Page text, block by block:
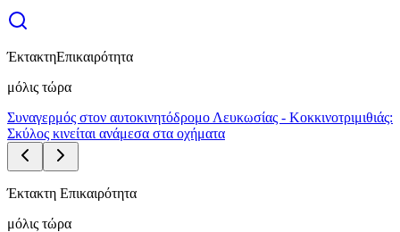
ΈκτακτηΕπικαιρότητα
μόλις τώρα
Συναγερμός στον αυτοκινητόδρομο Λευκωσίας - Κοκκινοτριμιθιάς:
Σκύλος κινείται ανάμεσα στα οχήματα
Έκτακτη Επικαιρότητα
μόλις τώρα